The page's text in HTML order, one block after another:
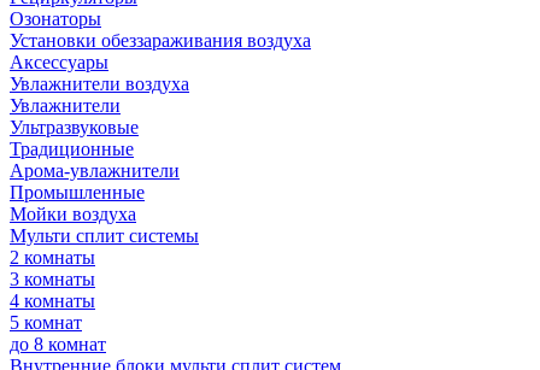
Озонаторы
Установки обеззараживания воздуха
Аксессуары
Увлажнители воздуха
Увлажнители
Ультразвуковые
Традиционные
Арома-увлажнители
Промышленные
Мойки воздуха
Мульти сплит системы
2 комнаты
3 комнаты
4 комнаты
5 комнат
до 8 комнат
Внутренние блоки мульти сплит систем